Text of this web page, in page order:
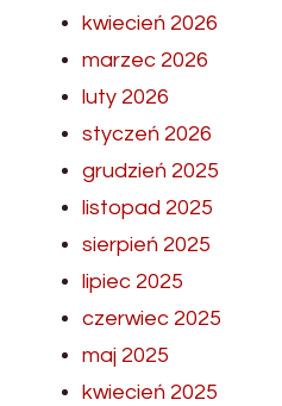
kwiecień 2026
marzec 2026
luty 2026
styczeń 2026
grudzień 2025
listopad 2025
sierpień 2025
lipiec 2025
czerwiec 2025
maj 2025
kwiecień 2025